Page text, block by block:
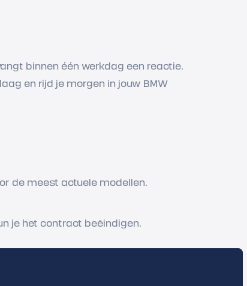
binnen één werkdag een reactie.
en rijd je morgen in jouw BMW
de meest actuele modellen.
je het contract beëindigen.